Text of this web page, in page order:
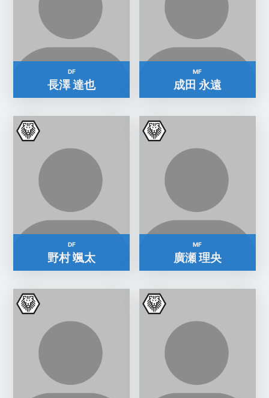
DF
長澤 達也
MF
成田 永遠
DF
野村 颯太
MF
廣瀬 理央